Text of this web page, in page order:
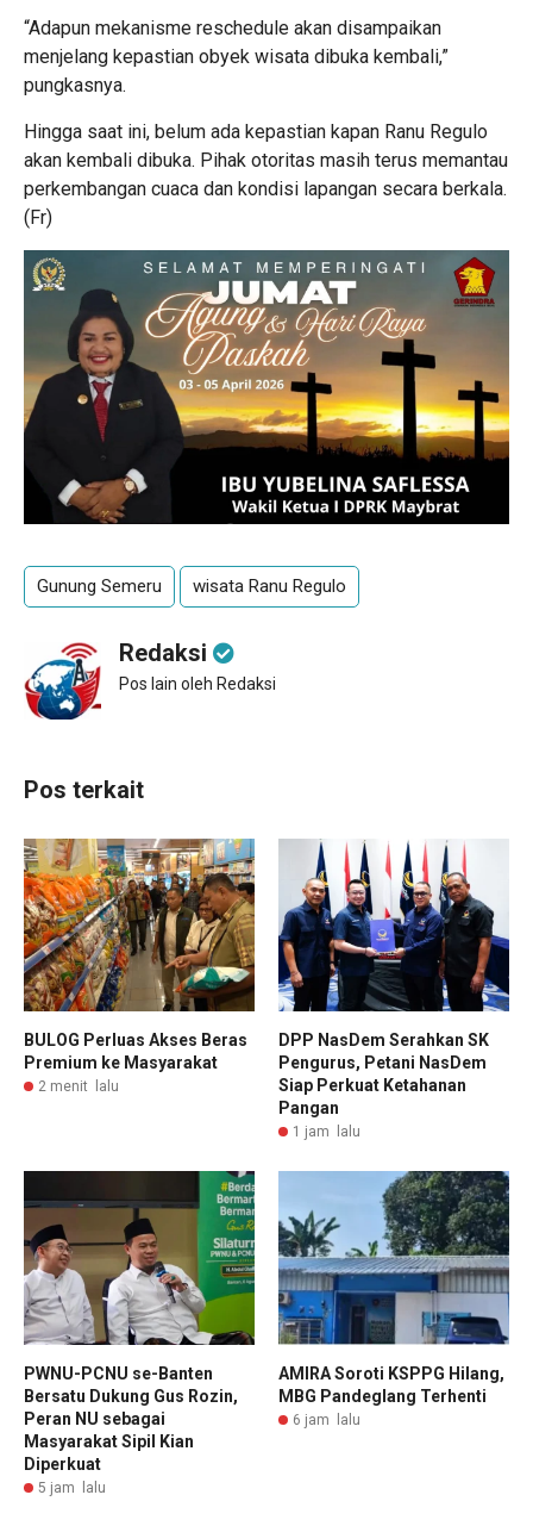
“Adapun mekanisme reschedule akan disampaikan
menjelang kepastian obyek wisata dibuka kembali,”
pungkasnya.
Hingga saat ini, belum ada kepastian kapan Ranu Regulo
akan kembali dibuka. Pihak otoritas masih terus memantau
perkembangan cuaca dan kondisi lapangan secara berkala.
(Fr)
Gunung Semeru wisata Ranu Regulo
Redaksi
Pos lain oleh Redaksi
Pos terkait
BULOG Perluas Akses Beras
Premium ke Masyarakat
2 menit lalu
DPP NasDem Serahkan SK
Pengurus, Petani NasDem
Siap Perkuat Ketahanan
Pangan
1 jam lalu
PWNU-PCNU se-Banten
Bersatu Dukung Gus Rozin,
Peran NU sebagai
Masyarakat Sipil Kian
Diperkuat
5 jam lalu
AMIRA Soroti KSPPG Hilang,
MBG Pandeglang Terhenti
6 jam lalu